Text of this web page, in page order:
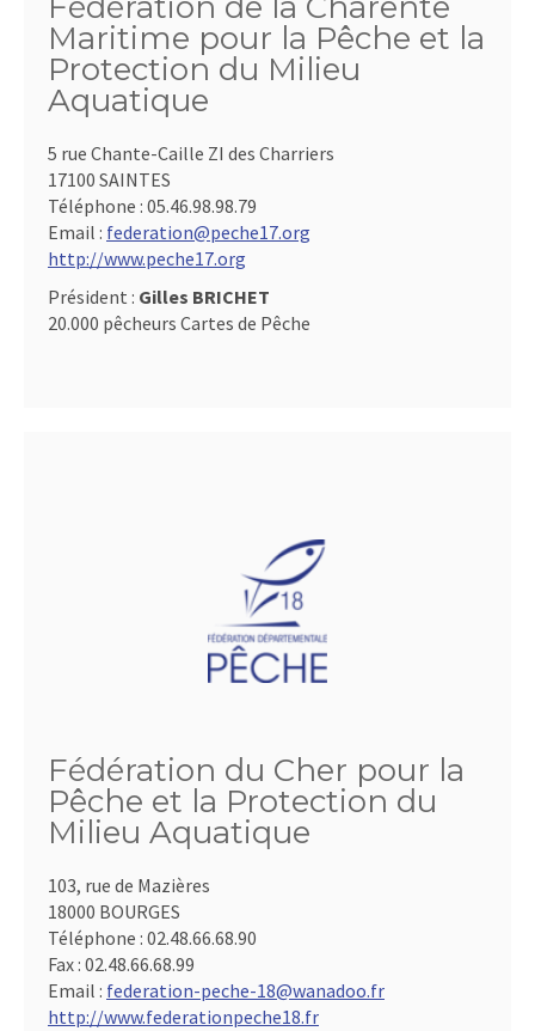
Maritime pour la Pêche et la
Protection du Milieu
Aquatique
5 rue Chante-Caille ZI des Charriers
17100 SAINTES
Téléphone : 05.46.98.98.79
Email : federation@peche17.org
http://www.peche17.org
Président : Gilles BRICHET
20.000 pêcheurs Cartes de Pêche
Fédération du Cher pour la
Pêche et la Protection du
Milieu Aquatique
103, rue de Mazières
18000 BOURGES
Téléphone : 02.48.66.68.90
Fax : 02.48.66.68.99
Email : federation-peche-18@wanadoo.fr
http://www.federationpeche18.fr